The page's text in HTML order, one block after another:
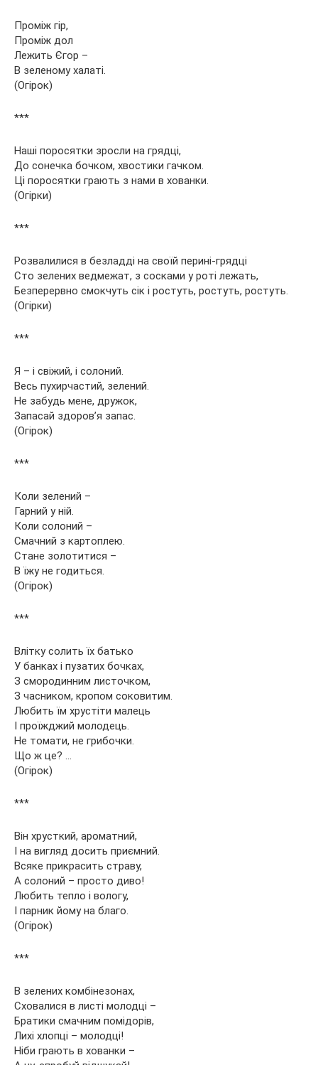
Проміж гір,
Проміж дол
Лежить Єгор –
В зеленому халаті.
(Огірок)
***
Наші поросятки зросли на грядці,
До сонечка бочком, хвостики гачком.
Ці поросятки грають з нами в хованки.
(Огірки)
***
Розвалилися в безладді на своїй перині-грядці
Сто зелених ведмежат, з сосками у роті лежать,
Безперервно смокчуть сік і ростуть, ростуть, ростуть.
(Огірки)
***
Я – і свіжий, і солоний.
Весь пухирчастий, зелений.
Не забудь мене, дружок,
Запасай здоров’я запас.
(Огірок)
***
Коли зелений –
Гарний у ній.
Коли солоний –
Смачний з картоплею.
Стане золотитися –
В їжу не годиться.
(Огірок)
***
Влітку солить їх батько
У банках і пузатих бочках,
З смородинним листочком,
З часником, кропом соковитим.
Любить їм хрустіти малець
І проїжджий молодець.
Не томати, не грибочки.
Що ж це? …
(Огірок)
***
Він хрусткий, ароматний,
І на вигляд досить приємний.
Всяке прикрасить страву,
А солоний – просто диво!
Любить тепло і вологу,
І парник йому на благо.
(Огірок)
***
В зелених комбінезонах,
Сховалися в листі молодці –
Братики смачним помідорів,
Лихі хлопці – молодці!
Ніби грають в хованки –